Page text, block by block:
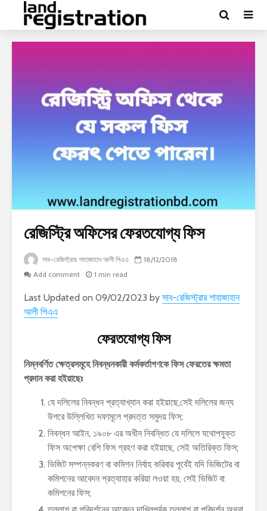
রেজিস্ট্রি অফিসের ফেরতযোগ্য ফিস
সাব-রেজিস্ট্রার শাহাজাহান আলী পিএএ
18/12/2018
Add comment
1 min read
Last Updated on 09/02/2023 by সাব-রেজিস্ট্রার শাহাজাহান
আলী পিএএ
ফেরতযোগ্য ফিস
নিম্নবর্ণিত ক্ষেত্রসমূহে নিবন্ধনকারী কর্মকর্তাগণকে ফিস ফেরতের ক্ষমতা
প্রদান করা হইয়াছেঃ
যে দলিলের নিবন্ধন প্রত্যাখ্যান করা হইয়াছে,সেই দলিলের জন্য
উপরে উল্লিখিত দফামূলে প্রদত্ত সমুদয় ফিস;
নিবন্ধন আইন, ১৯০৮ এর অধীন নিবন্ধিত যে দলিলে যথোপযুক্ত
ফিস অপেক্ষা বেশি ফিস গ্রহণ করা হইয়াছে, সেই অতিরিক্ত ফিস;
ভিজিট সম্পন্নকরণ বা কমিশন নির্বাহ করিবার পূর্বেই যদি ভিজিটের বা
কমিশনের আবেদন প্রত্যাহার করিয়া লওয়া হয়, সেই ভিজিট বা
কমিশনের ফিস;